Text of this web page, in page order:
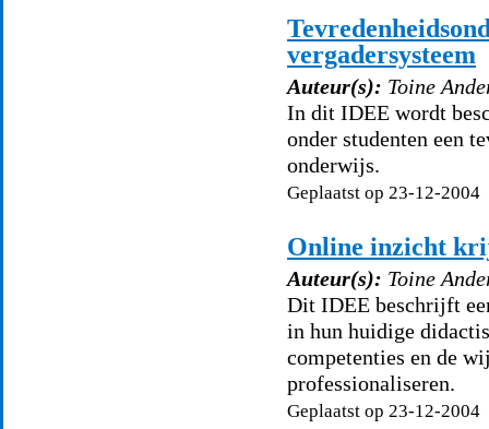
vergadersysteem
Auteur(s): Toine
In dit IDEE wordt
onder studenten een
onderwijs.
Geplaatst op 23-12-2004
Online inzicht
Auteur(s): Toine
Dit IDEE beschrijft
in hun huidige
competenties en de
professionaliseren.
Geplaatst op 23-12-2004